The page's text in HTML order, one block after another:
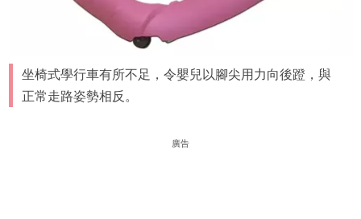
坐椅式學行車有所不足，令嬰兒以腳尖用力向後蹬，與
正常走路姿勢相反。
廣告